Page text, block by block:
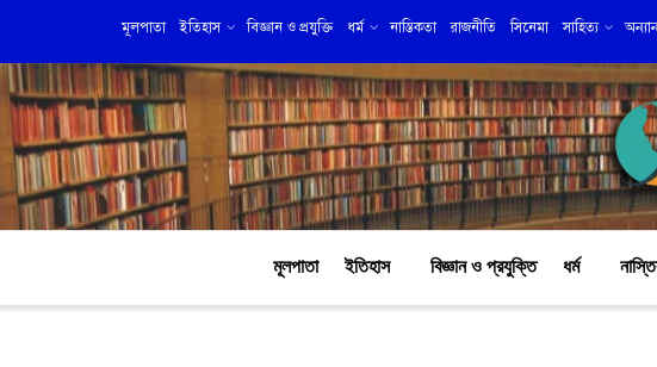
মূলপাতা ইতিহাস বিজ্ঞান ও প্রযুক্তি ধর্ম নাস্তিকতা রাজনীতি সিনেমা সাহিত্য
মূলপাতা ইতিহাস বিজ্ঞান ও প্রযুক্তি ধর্ম